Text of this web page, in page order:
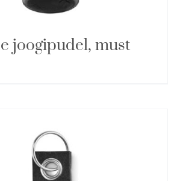
joogipudel, must